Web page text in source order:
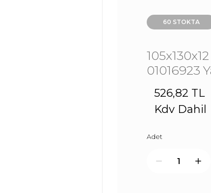
60 STOKTA
01016923
526,82 TL
Kdv Dahil
Adet